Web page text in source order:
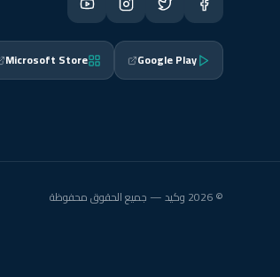
Google Play
Microsoft Store
© 2026 وكيد — جميع الحقوق محفوظة